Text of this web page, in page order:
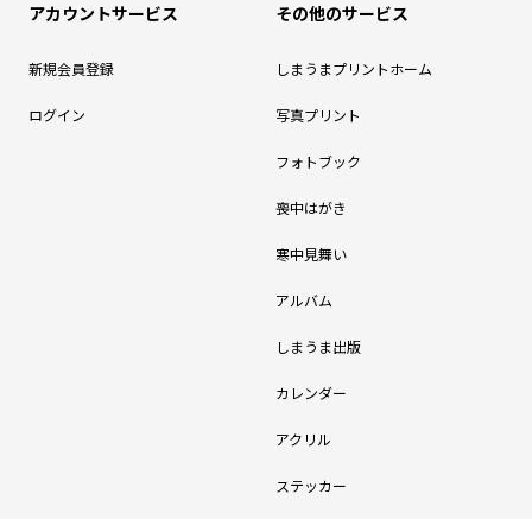
アカウントサービス
新規会員登録
ログイン
その他のサービス
しまうまプリントホーム
写真プリント
フォトブック
喪中はがき
寒中見舞い
アルバム
しまうま出版
カレンダー
アクリル
ステッカー